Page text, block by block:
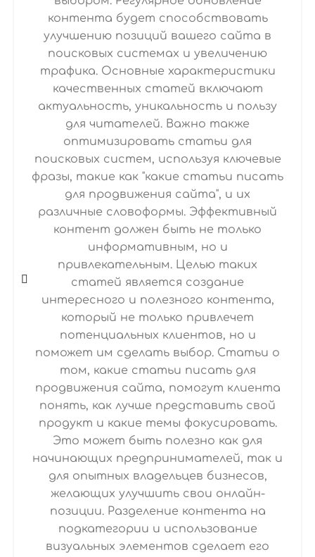
контента будет способствовать
улучшению позиций вашего сайта в
поисковых системах и увеличению
трафика. Основные характеристики
качественных статей включают
актуальность, уникальность и пользу
для читателей. Важно также
оптимизировать статьи для
поисковых систем, используя ключевые
фразы, такие как "какие статьи писать
для продвижения сайта", и их
различные словоформы. Эффективный
контент должен быть не только
информативным, но и
привлекательным. Целью таких
статей является создание
интересного и полезного контента,
который не только привлечет
потенциальных клиентов, но и
поможет им сделать выбор. Статьи о
том, какие статьи писать для
продвижения сайта, помогут клиента
понять, как лучше представить свой
продукт и какие темы фокусировать.
Это может быть полезно как для
начинающих предпринимателей, так и
для опытных владельцев бизнесов,
желающих улучшить свои онлайн-
позиции. Разделение контента на
подкатегории и использование
визуальных элементов сделает его